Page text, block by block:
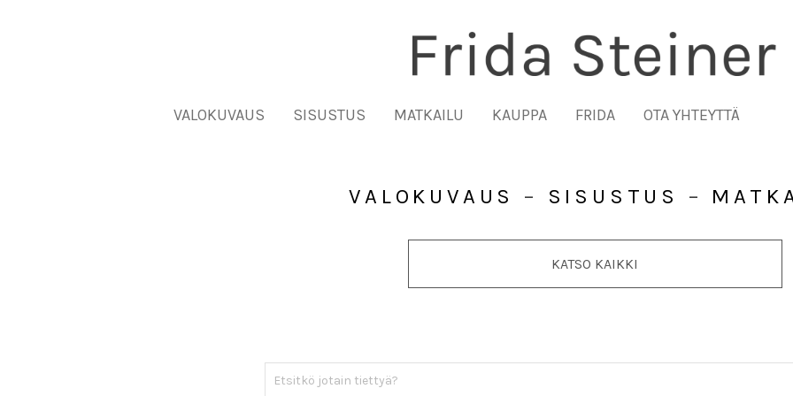
VALOKUVAUS SISUSTUS MATKAILU KAUPPA FRIDA OTA YHTEYTTÄ
VALOKUVAUS – SISUSTUS –
KATSO KAIKKI